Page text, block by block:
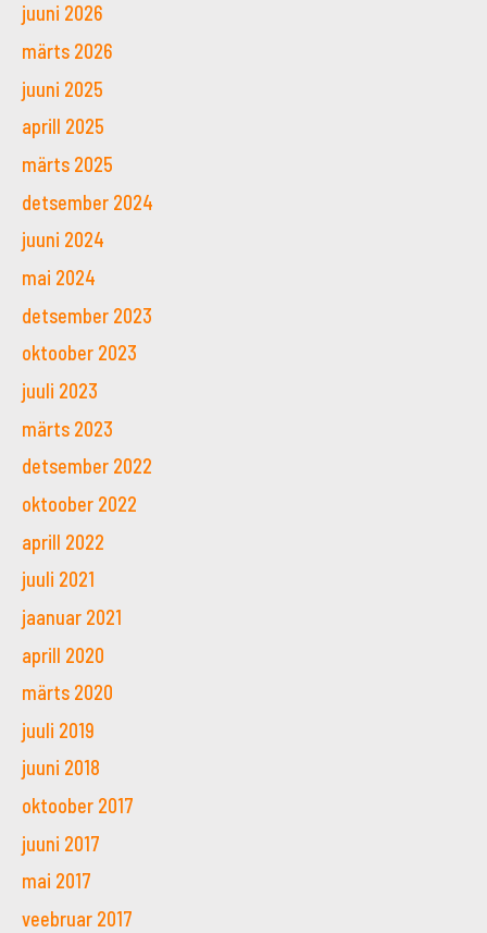
juuni 2026
märts 2026
juuni 2025
aprill 2025
märts 2025
detsember 2024
juuni 2024
mai 2024
detsember 2023
oktoober 2023
juuli 2023
märts 2023
detsember 2022
oktoober 2022
aprill 2022
juuli 2021
jaanuar 2021
aprill 2020
märts 2020
juuli 2019
juuni 2018
oktoober 2017
juuni 2017
mai 2017
veebruar 2017